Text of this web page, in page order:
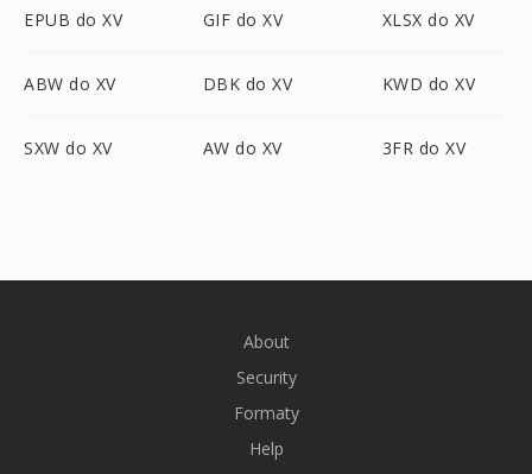
EPUB do XV GIF do XV XLSX do XV
ABW do XV DBK do XV KWD do XV
SXW do XV AW do XV 3FR do XV
About
Security
Formaty
Help